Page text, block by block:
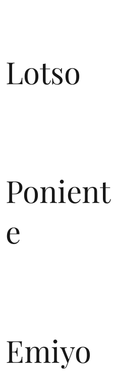
Lotso
Ponient
e
Emiyo